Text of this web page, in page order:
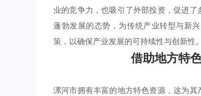
业的竞争力，也吸引了外部投资，促进
蓬勃发展的态势，为传统产业转型与新
策，以确保产业发展的可持续性与创新性。
借助地方特
漯河市拥有丰富的地方特色资源，这为